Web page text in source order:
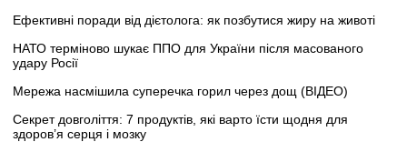
Ефективні поради від дієтолога: як позбутися жиру на животі
НАТО терміново шукає ППО для України після масованого
удару Росії
Мережа насмішила суперечка горил через дощ (ВІДЕО)
Секрет довголіття: 7 продуктів, які варто їсти щодня для
здоров’я серця і мозку